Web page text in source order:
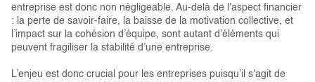
entreprise est donc non négligeable. Au-delà de l'aspect financier
: la perte de savoir-faire, la baisse de la motivation collective, et
l’impact sur la cohésion d’équipe, sont autant d’éléments qui
peuvent fragiliser la stabilité d’une entreprise.
L’enjeu est donc crucial pour les entreprises puisqu’il s'agit de